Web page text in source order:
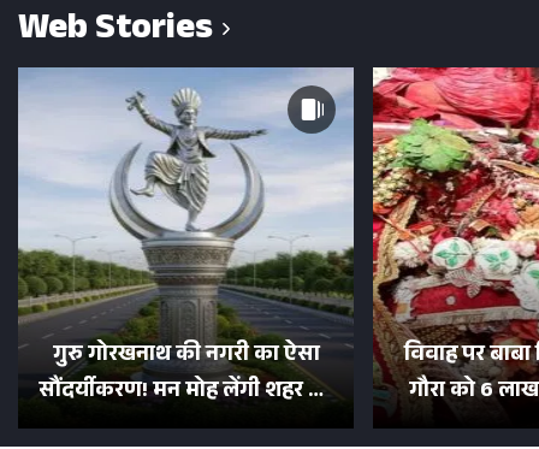
Web Stories
गुरु गोरखनाथ की नगरी का ऐसा
सौंदर्यीकरण! मन मोह लेंगी शहर की
सड़कें; देखें Photos
विवाह पर
गौरा को 6
500 भक्तों